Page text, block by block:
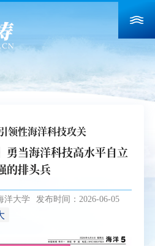
领性海洋科技攻关
勇当海洋科技高水平自立
的排头兵
洋大学 发布时间：2026-06-05